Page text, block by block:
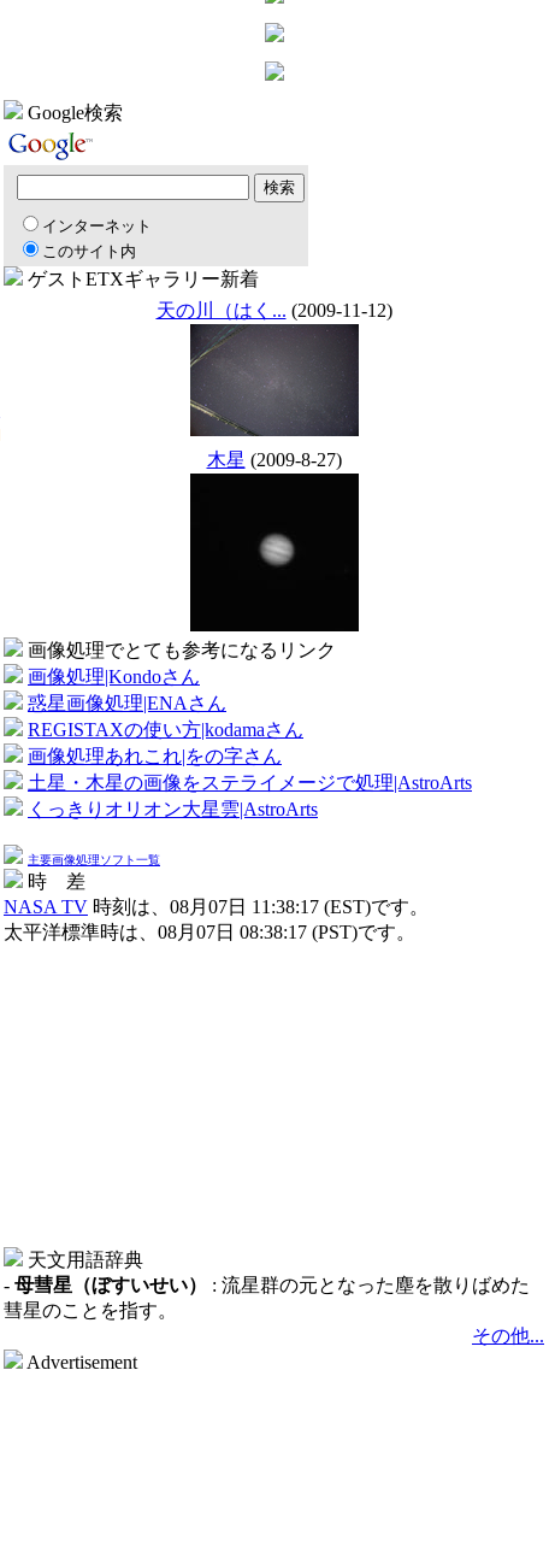
Google検索
インターネット
このサイト内
ゲストETXギャラリー新着
天の川（はく... (2009-11-12)
木星 (2009-8-27)
画像処理でとても参考になるリンク
画像処理|Kondoさん
惑星画像処理|ENAさん
REGISTAXの使い方|kodamaさん
画像処理あれこれ|をの字さん
土星・木星の画像をステライメージで処理|AstroArts
くっきりオリオン大星雲|AstroArts
主要画像処理ソフト一覧
時 差
NASA TV 時刻は、08月07日 11:38:17 (EST)です。
太平洋標準時は、08月07日 08:38:17 (PST)です。
天文用語辞典
- 母彗星（ぼすいせい）
: 流星群の元となった塵を散りばめた
彗星のことを指す。
その他...
Advertisement